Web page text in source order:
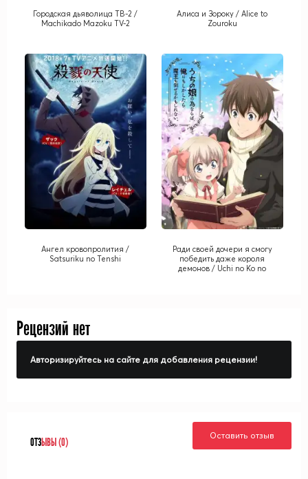
Городская дьяволица ТВ-2 /
Machikado Mazoku TV-2
Алиса и Зороку / Alice to
Zouroku
Ангел кровопролития /
Satsuriku no Tenshi
Ради своей дочери я смогу
победить даже короля
демонов / Uchi no Ko no
Рецензий нет
Авторизируйтесь на сайте для добавления рецензии!
ОТЗЫВЫ (0)
Оставить отзыв